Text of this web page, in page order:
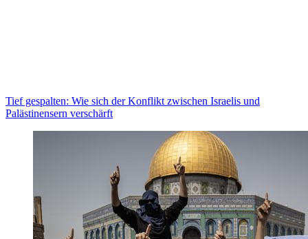
Tief gespalten: Wie sich der Konflikt zwischen Israelis und
Palästinensern verschärft